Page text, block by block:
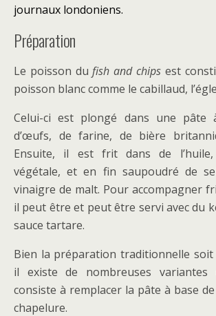
journaux londoniens.
Préparation
Le poisson dufish and chips est
poisson blanc comme le cabillaud,
Celui-ci est plongé dans une
d’œufs, de farine, de bière
Ensuite, il est frit dans de l’huile,
végétale, et en fin saupoudré de
vinaigre de malt. Pour accompagner
il peut être et peut être servi avec du
sauce tartare.
Bien la préparation traditionnelle
il existe de nombreuses
consiste à remplacer la pâte à base
chapelure.